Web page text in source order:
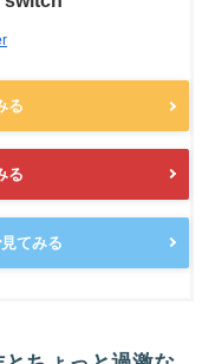
ちょっと過激な